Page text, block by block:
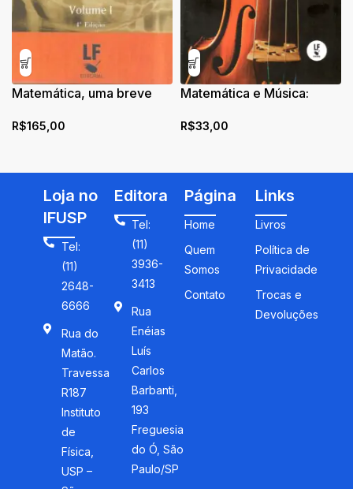
Matemática, uma breve
R$165,00
Matemática e Música:
Iniciais do Ensino
R$33,00
Loja no
IFUSP
Tel:
(11)
2648-
6666
Rua do
Matão.
Travessa
R187
Instituto
de
Física,
USP –
Editora
Tel:
(11)
3936-
3413
Rua
Enéias
Luís
Carlos
Barbanti,
193
Freguesia
do Ó, São
Paulo/SP
Página
Home
Quem
Somos
Contato
Links
Livros
Política de
Privacidade
Trocas e
Devoluções